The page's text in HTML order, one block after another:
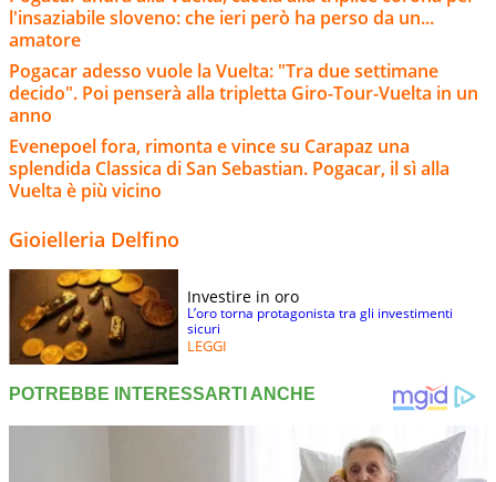
l'insaziabile sloveno: che ieri però ha perso da un...
amatore
Pogacar adesso vuole la Vuelta: "Tra due settimane
decido". Poi penserà alla tripletta Giro-Tour-Vuelta in un
anno
Evenepoel fora, rimonta e vince su Carapaz una
splendida Classica di San Sebastian. Pogacar, il sì alla
Vuelta è più vicino
Gioielleria Delfino
Investire in oro
L’oro torna protagonista tra gli investimenti
sicuri
LEGGI